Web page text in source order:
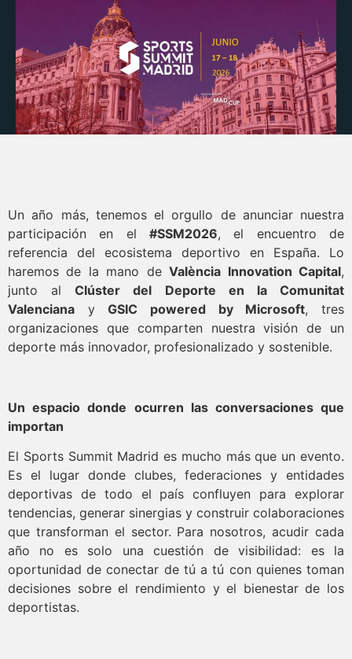
Un año más, tenemos el orgullo de anunciar nuestra
participación en el #SSM2026, el encuentro de
referencia del ecosistema deportivo en España. Lo
haremos de la mano deValència Innovation Capital,
junto alClúster del Deporte en la Comunitat
Valenciana yGSIC powered by Microsoft, tres
organizaciones que comparten nuestra visión de un
deporte más innovador, profesionalizado y sostenible.
Un espacio donde ocurren las conversaciones que
importan
El Sports Summit Madrid es mucho más que un evento.
Es el lugar donde clubes, federaciones y entidades
deportivas de todo el país confluyen para explorar
tendencias, generar sinergias y construir colaboraciones
que transforman el sector. Para nosotros, acudir cada
año no es solo una cuestión de visibilidad: es la
oportunidad de conectar de tú a tú con quienes toman
decisiones sobre el rendimiento y el bienestar de los
deportistas.